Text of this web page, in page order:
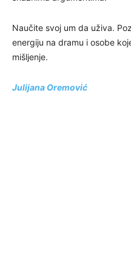
Naučite svoj um da uživa.
energiju na dramu i osobe
mišljenje.
Julijana Oremović